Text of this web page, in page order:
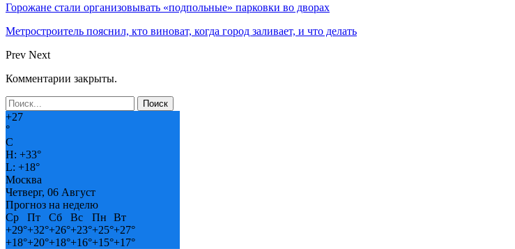
Горожане стали организовывать «подпольные» парковки во дворах
Метростроитель пояснил, кто виноват, когда город заливает, и что делать
Prev Next
Комментарии закрыты.
+27
°
C
H: +33°
L: +18°
Москва
Четверг, 06 Август
Прогноз на неделю
Ср
Пт Сб Вс Пн
Вт
+29°+32°+26°+23°+25°+27°
+18°+20°+18°+16°+15°+17°